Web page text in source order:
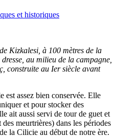
et historiques
Kizkalesi, à 100 mètres de la
au milieu de la campagne,
construite au Ier siècle avant
est assez bien conservée. Elle
et pour stocker des
ait aussi servi de tour de guet et
meurtrières) dans les périodes
la Cilicie au début de notre ère.